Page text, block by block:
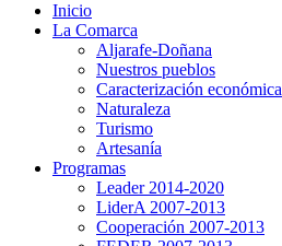
Inicio
La Comarca
Aljarafe-Doñana
Nuestros pueblos
Caracterización económica
Naturaleza
Turismo
Artesanía
Programas
Leader 2014-2020
LiderA 2007-2013
Cooperación 2007-2013